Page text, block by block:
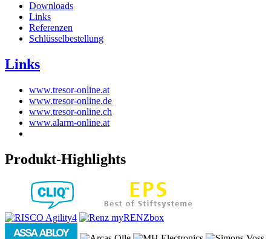
Downloads
Links
Referenzen
Schlüsselbestellung
Links
www.tresor-online.at
www.tresor-online.de
www.tresor-online.ch
www.alarm-online.at
Produkt-Highlights